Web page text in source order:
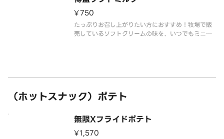
¥750
たっぷりお召し上がりたい方におすすめ！牧場で販
売しているソフトクリームの味を、いつでもミニス
（ホットスナック）ポテト
無限Xフライドポテト
¥1,570